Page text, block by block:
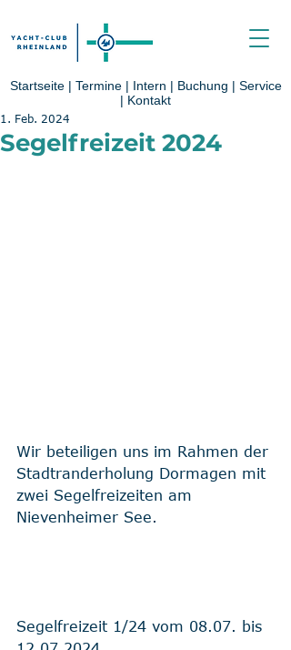
Startseite| Termine | Intern | Buchung | Service
| Kontakt
Segelfreizeit 2024
1. Feb. 2024
Wir beteiligen uns im Rahmen der
Stadtranderholung Dormagen mit
zwei Segelfreizeiten am
Nievenheimer See.
Segelfreizeit 1/24 vom 08.07. bis